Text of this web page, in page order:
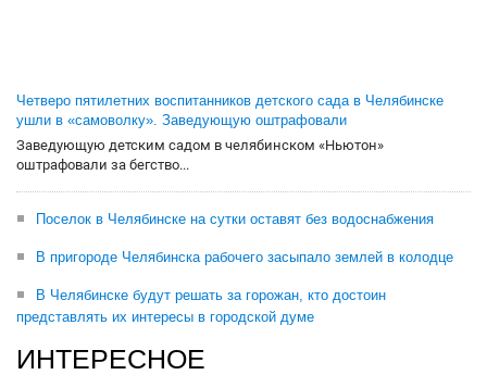
Четверо пятилетних воспитанников детского сада в Челябинске
ушли в «самоволку». Заведующую оштрафовали
Заведующую детским садом в челябинском «Ньютон»
оштрафовали за бегство...
Поселок в Челябинске на сутки оставят без водоснабжения
В пригороде Челябинска рабочего засыпало землей в колодце
В Челябинске будут решать за горожан, кто достоин
представлять их интересы в городской думе
ИНТЕРЕСНОЕ